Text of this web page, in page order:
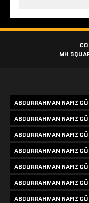
MH
ABDURRAHMAN NAFIZ
ABDURRAHMAN NAFIZ
ABDURRAHMAN NAFIZ
ABDURRAHMAN NAFIZ
ABDURRAHMAN NAFIZ
ABDURRAHMAN NAFIZ
ABDURRAHMAN NAFIZ